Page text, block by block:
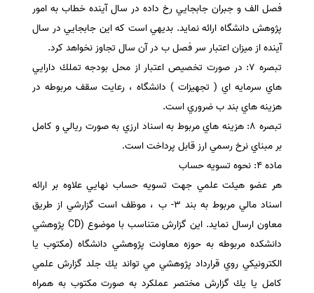
فصل الف و جبران جابجايي رخ داده در سال آينده خطاب به امور
پژوهش دانشگاه ارائه نمايد. بديهي است كه اين جابجايي در سال
آينده از ميزان اعتبار سر فصل ب در آن سال تجاوز نخواهد كرد.
تبصره 7: در صورت تخصيص اعتبار از محل بودجه تملك دارايي
هاي سرمايه اي ( تجهيزات ) دانشگاه ، رعايت سقف مربوطه در
هزينه هاي بند ب ضروري است.
تبصره 8: هزينه هاي مربوط به اسناد ارزي به صورت ريالي و كامل
بر مبناي نرخ رسمي ارز قابل پرداخت است.
ماده 4: نحوه تسويه حساب
هر عضو هيئت علمي جهت تسويه حساب نهايي علاوه بر ارائه
اسناد مالي مربوط به بند 3- ب ، موظف است گزارشي از طريق
معاون ارسال نمايد. اين گزارش متناسب با موضوع (CD پژوهشي
دانشكده مربوطه به حوزه معاونت پژوهشي دانشگاه (مكتوب يا
الكترونيكي روي قرارداد پژوهشي مي تواند يك جلد گزارش علمي
كامل يا يك گزارش مختصر عملكرد به صورت مكتوب به همراه